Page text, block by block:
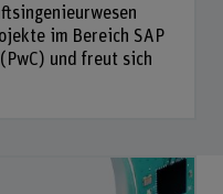
im Bereich SAP
und freut sich